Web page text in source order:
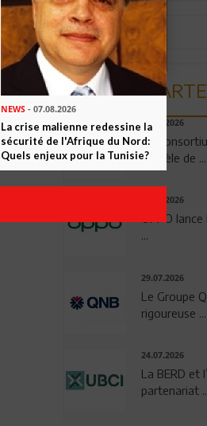
06.08.2026
Un
modèle de ...
04.08.2026
OPPO
...
29.07.2026
Le Groupe
rigoureuse ...
24.07.2026
La BERD et
partenariat
NEWS- 07.08.2026
La crise malienne redessine la
sécurité de l'Afrique du Nord:
Quels enjeux pour la Tunisie?